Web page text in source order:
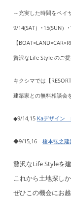
～充実した時間をベイ
9/14(SAT）･15(SUN）
【
贅沢なLife Style のご
キクシマでは【RESORT
建築家との無料相談会
◆9/14,15 Kaデザイン
◆9/15,16 榎本弘之建
贅沢なLife Styleを
これから土地探し
ぜひこの機会にお越